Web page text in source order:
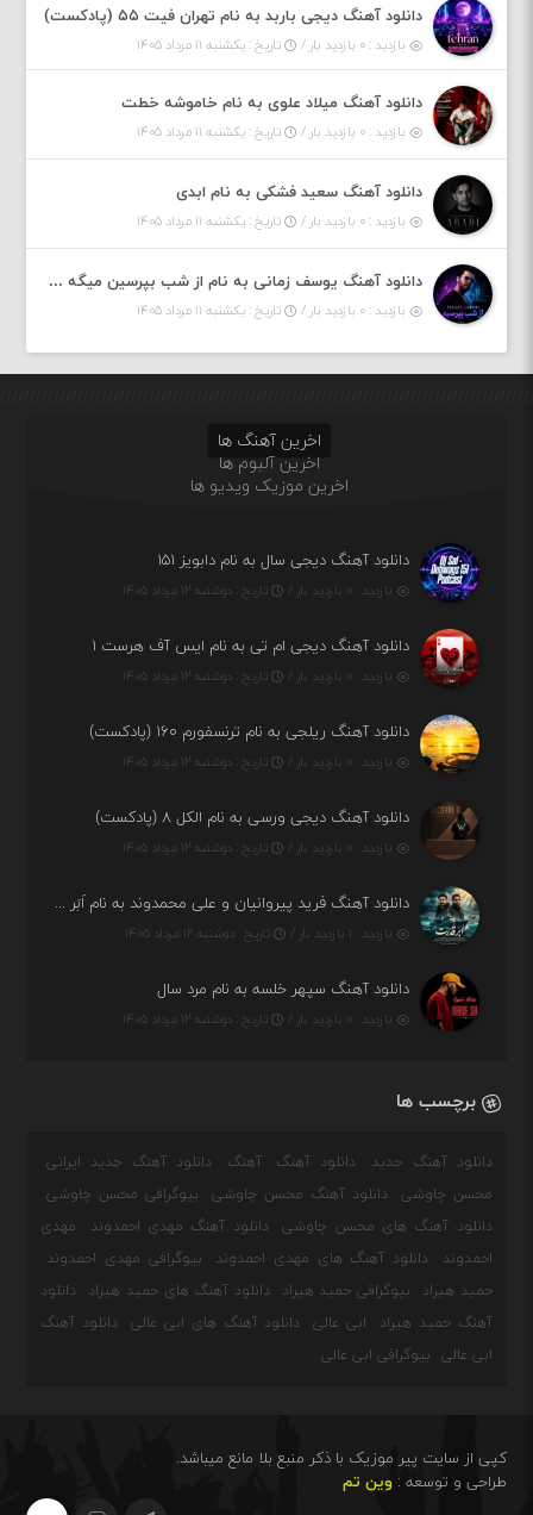
دانلود آهنگ دیجی باربد به نام تهران فیت ۵۵ (پادکست)
بازدید : ۰ بازدید بار / تاریخ : یکشنبه ۱۱ مرداد ۱۴۰۵
دانلود آهنگ میلاد علوی به نام خاموشه خطت
بازدید : ۰ بازدید بار / تاریخ : یکشنبه ۱۱ مرداد ۱۴۰۵
دانلود آهنگ سعید فشکی به نام ابدی
بازدید : ۰ بازدید بار / تاریخ : یکشنبه ۱۱ مرداد ۱۴۰۵
دانلود آهنگ یوسف زمانی به نام از شب بپرسین میگه چه روزگاری دارم
بازدید : ۰ بازدید بار / تاریخ : یکشنبه ۱۱ مرداد ۱۴۰۵
اخرین آهنگ ها
اخرین آلبوم ها
اخرین موزیک ویدیو ها
دانلود آهنگ دیجی سال به نام دابویز ۱۵۱
بازدید : ۰ بازدید بار / تاریخ : دوشنبه ۱۲ مرداد ۱۴۰۵
دانلود آهنگ دیجی ام تی به نام ایس آف هرست ۱
بازدید : ۰ بازدید بار / تاریخ : دوشنبه ۱۲ مرداد ۱۴۰۵
دانلود آهنگ ریلجی به نام ترنسفورم ۱۶۰ (پادکست)
بازدید : ۰ بازدید بار / تاریخ : دوشنبه ۱۲ مرداد ۱۴۰۵
دانلود آهنگ دیجی ورسی به نام الکل ۸ (پادکست)
بازدید : ۰ بازدید بار / تاریخ : دوشنبه ۱۲ مرداد ۱۴۰۵
دانلود آهنگ فرید پیروانیان و علی محمدوند به نام اَبَر قدرت
بازدید : ۱ بازدید بار / تاریخ : دوشنبه ۱۲ مرداد ۱۴۰۵
دانلود آهنگ سپهر خلسه به نام مرد سال
بازدید : ۰ بازدید بار / تاریخ : دوشنبه ۱۲ مرداد ۱۴۰۵
برچسب ها
دانلود آهنگ جدید دانلود آهنگ آهنگ
دانلود آهنگ جدید ایرانی
محسن چاوشی
دانلود آهنگ محسن چاوشی
بیوگرافی محسن چاوشی
دانلود آهنگ های محسن چاوشی
دانلود آهنگ مهدی احمدوند
مهدی
احمدوند
دانلود آهنگ های مهدی احمدوند
بیوگرافی مهدی احمدوند
حمید هیراد
بیوگرافی حمید هیراد دانلود آهنگ های حمید هیراد
دانلود
آهنگ حمید هیراد
ابی عالی دانلود آهنگ های ابی عالی
دانلود آهنگ
ابی عالی
بیوگرافی ابی عالی
کپی از سایت پیر موزیک با ذکر منبع بلا مانع میباشد.
طراحی و توسعه :وین تم